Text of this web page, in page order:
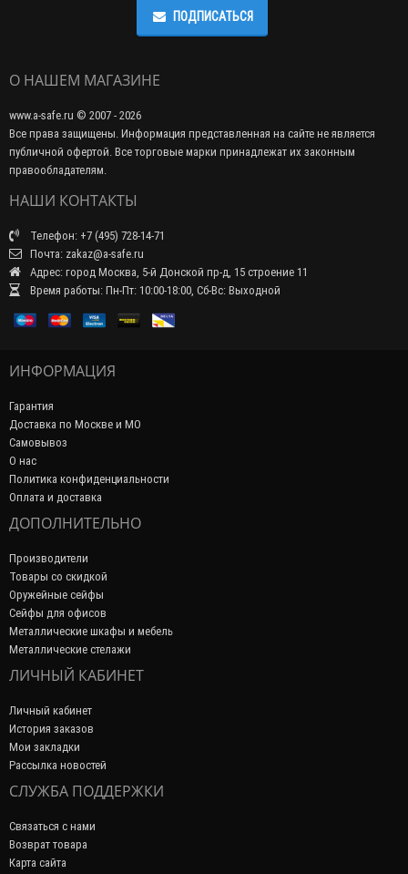
ПОДПИСАТЬСЯ
О НАШЕМ МАГАЗИНЕ
www.a-safe.ru © 2007 - 2026
Все права защищены. Информация представленная на сайте не является
публичной офертой. Все торговые марки принадлежат их законным
правообладателям.
НАШИ КОНТАКТЫ
Телефон: +7 (495) 728-14-71
Почта: zakaz@a-safe.ru
Адрес: город Москва, 5-й Донской пр-д, 15 строение 11
Время работы: Пн-Пт: 10:00-18:00, Сб-Вс: Выходной
ИНФОРМАЦИЯ
Гарантия
Доставка по Москве и МО
Самовывоз
О нас
Политика конфиденциальности
Оплата и доставка
ДОПОЛНИТЕЛЬНО
Производители
Товары со скидкой
Оружейные сейфы
Сейфы для офисов
Металлические шкафы и мебель
Металлические стелажи
ЛИЧНЫЙ КАБИНЕТ
Личный кабинет
История заказов
Мои закладки
Рассылка новостей
СЛУЖБА ПОДДЕРЖКИ
Связаться с нами
Возврат товара
Карта сайта